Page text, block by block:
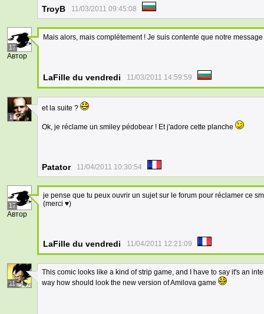
TroyB 11/03/2011 09:45:08
17
Автор
Mais alors, mais complétement ! Je suis contente que notre
LaFille du vendredi 11/03/2011 14:59:59
1
et la suite ?
Ok, je réclame un smiley pédobear ! Et j'adore cette planche
Patator 11/04/2011 10:30:54
17
Автор
je pense que tu peux ouvrir un sujet sur le forum pour réclamer ce
(merci ♥)
LaFille du vendredi 11/04/2011 12:21:09
11
This comic looks like a kind of strip game, and I have to say it's an
way how should look the new version of Amilova game